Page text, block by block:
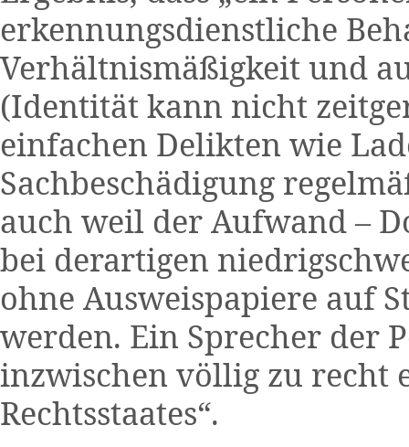
erkennungsdienstliche
Verhältnismäßigkeit und
(Identität kann nicht
einfachen Delikten wie
Sachbeschädigung
auch weil der Aufwand –
bei derartigen
ohne Ausweispapiere auf
werden. Ein Sprecher der
inzwischen völlig zu recht
Rechtsstaates“.